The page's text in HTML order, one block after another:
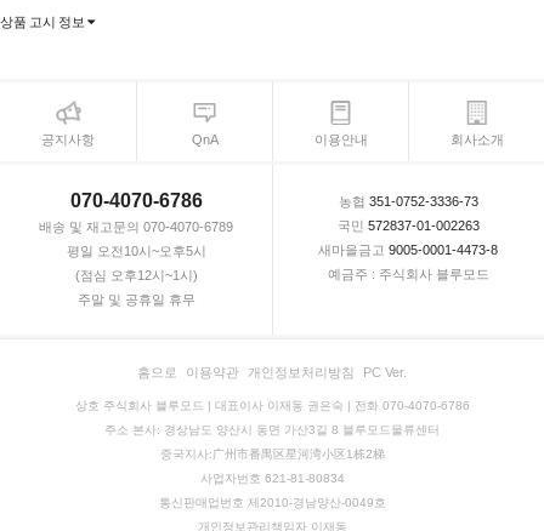
상품 고시 정보
공지사항 QnA 이용안내 회사소개
070-4070-6786
배송 및 재고문의 070-4070-6789
평일 오전10시~오후5시
(점심 오후12시~1시)
주말 및 공휴일 휴무
농협 351-0752-3336-73
국민 572837-01-002263
새마을금고 9005-0001-4473-8
예금주 : 주식회사 블루모드
홈으로 이용약관 개인정보처리방침 PC Ver.
상호 주식회사 블루모드 | 대표이사 이재동 권은숙 | 전화 070-4070-6786
주소 본사: 경상남도 양산시 동면 가산3길 8 블루모드물류센터
중국지사:广州市番禺区星河湾小区1栋2梯
사업자번호 621-81-80834
통신판매업번호 제2010-경남양산-0049호
개인정보관리책임자 이재동